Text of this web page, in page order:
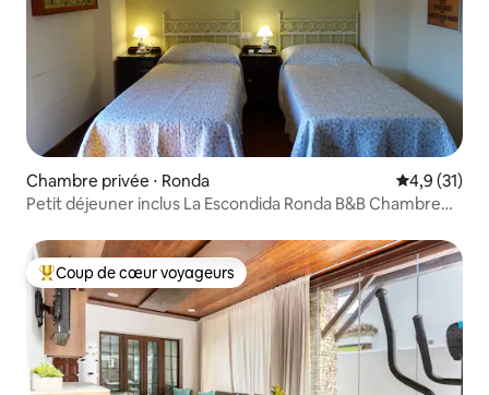
Chambre privée ⋅ Ronda Évaluation
4,9 (31)
Petit déjeuner inclus La Escondida Ronda B&B Chambre
Coups de cœur voyageurs les plus appréciés
Coup de cœur voyageurs